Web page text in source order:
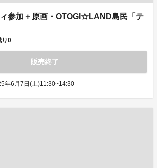
参加＋原画・OTOGI☆LAND島民「テ
り0
販売終了
年6月7日(土)11:30~14:30